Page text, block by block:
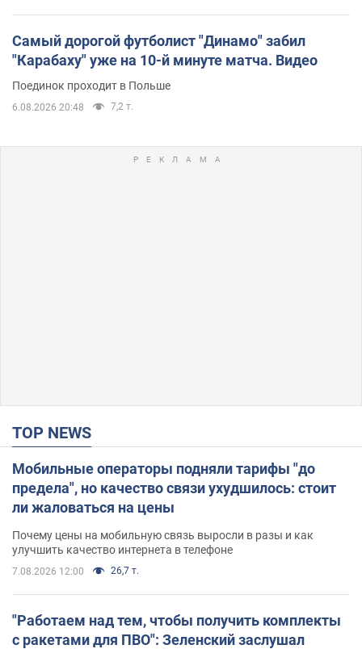
Самый дорогой футболист "Динамо" забил
"Карабаху" уже на 10-й минуте матча. Видео
Поединок проходит в Польше
6.08.2026 20:48 7,2 т.
TOP NEWS
Мобильные операторы подняли тарифы "до
предела", но качество связи ухудшилось: стоит
ли жаловаться на цены
Почему цены на мобильную связь выросли в разы и как
улучшить качество интернета в телефоне
7.08.2026 12:00 26,7 т.
"Работаем над тем, чтобы получить комплекты
с ракетами для ПВО": Зеленский заслушал